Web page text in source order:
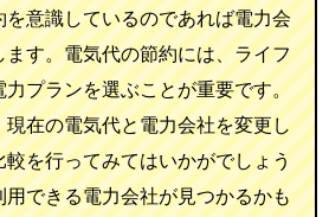
意識しているのであれば電力会
す。電気代の節約には、ライフ
プランを選ぶことが重要です。
現在の電気代と電力会社を変更し
を行ってみてはいかがでしょう
できる電力会社が見つかるかも